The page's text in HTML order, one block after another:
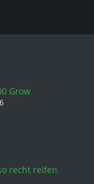
Grow
recht reifen.